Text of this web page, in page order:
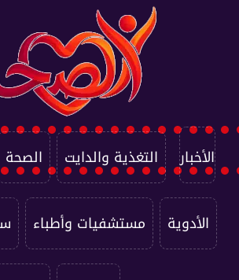
الأخبار التغذية والدايت الصحة
الأدوية مستشفيات وأطباء